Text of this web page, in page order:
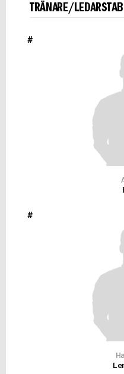
TRÄNARE/LEDARSTAB
#
#